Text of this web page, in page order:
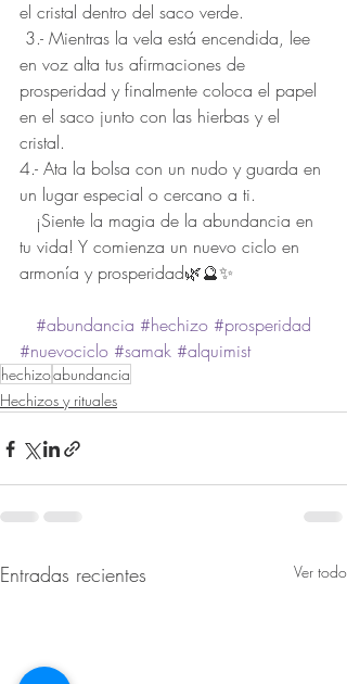
el cristal dentro del saco verde.
en voz alta tus afirmaciones de
prosperidad y finalmente coloca el papel
en el saco junto con las hierbas y el
cristal.
4.- Ata la bolsa con un nudo y guarda en
un lugar especial o cercano a ti.
tu vida! Y comienza un nuevo ciclo en
armonía y prosperidad🌿🔮✨
#abundancia #hechizo #prosperidad
#nuevociclo #samak #alquimist
hechizoabundancia
Hechizos y rituales
Entradas recientes Ver todo